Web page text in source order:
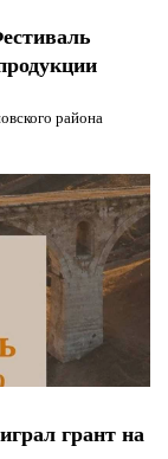
района
грант на